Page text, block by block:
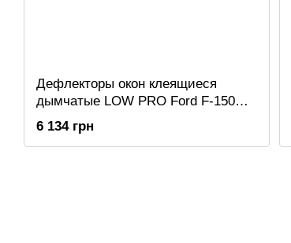
Дефлекторы окон клеящиеся
дымчатые LOW PRO Ford F-150
2015-2021 SuperCab к-т 4 шт AVS
894061
6 134 грн